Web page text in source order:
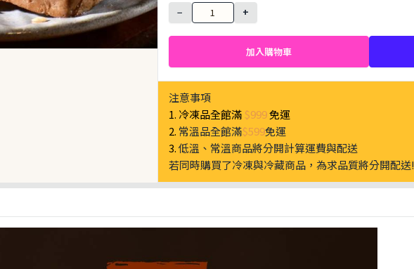
−
+
加入購物車
注意事項
1. 冷凍品全館滿 $999免運
2. 常溫品全館滿$599免運
3.低溫、常溫商品將分開計算運費與配送
若同時購買了冷凍與冷藏商品，為求品質將分開配送!